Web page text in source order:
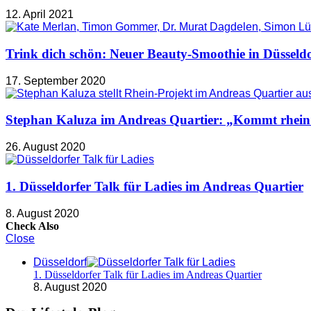
12. April 2021
Trink dich schön: Neuer Beauty-Smoothie in
17. September 2020
Stephan Kaluza im Andreas Quartier: „Kommt
26. August 2020
1. Düsseldorfer Talk für Ladies im Andreas Quartier
8. August 2020
Check Also
Close
Düsseldorf
1. Düsseldorfer Talk für Ladies im Andreas Quartier
8. August 2020